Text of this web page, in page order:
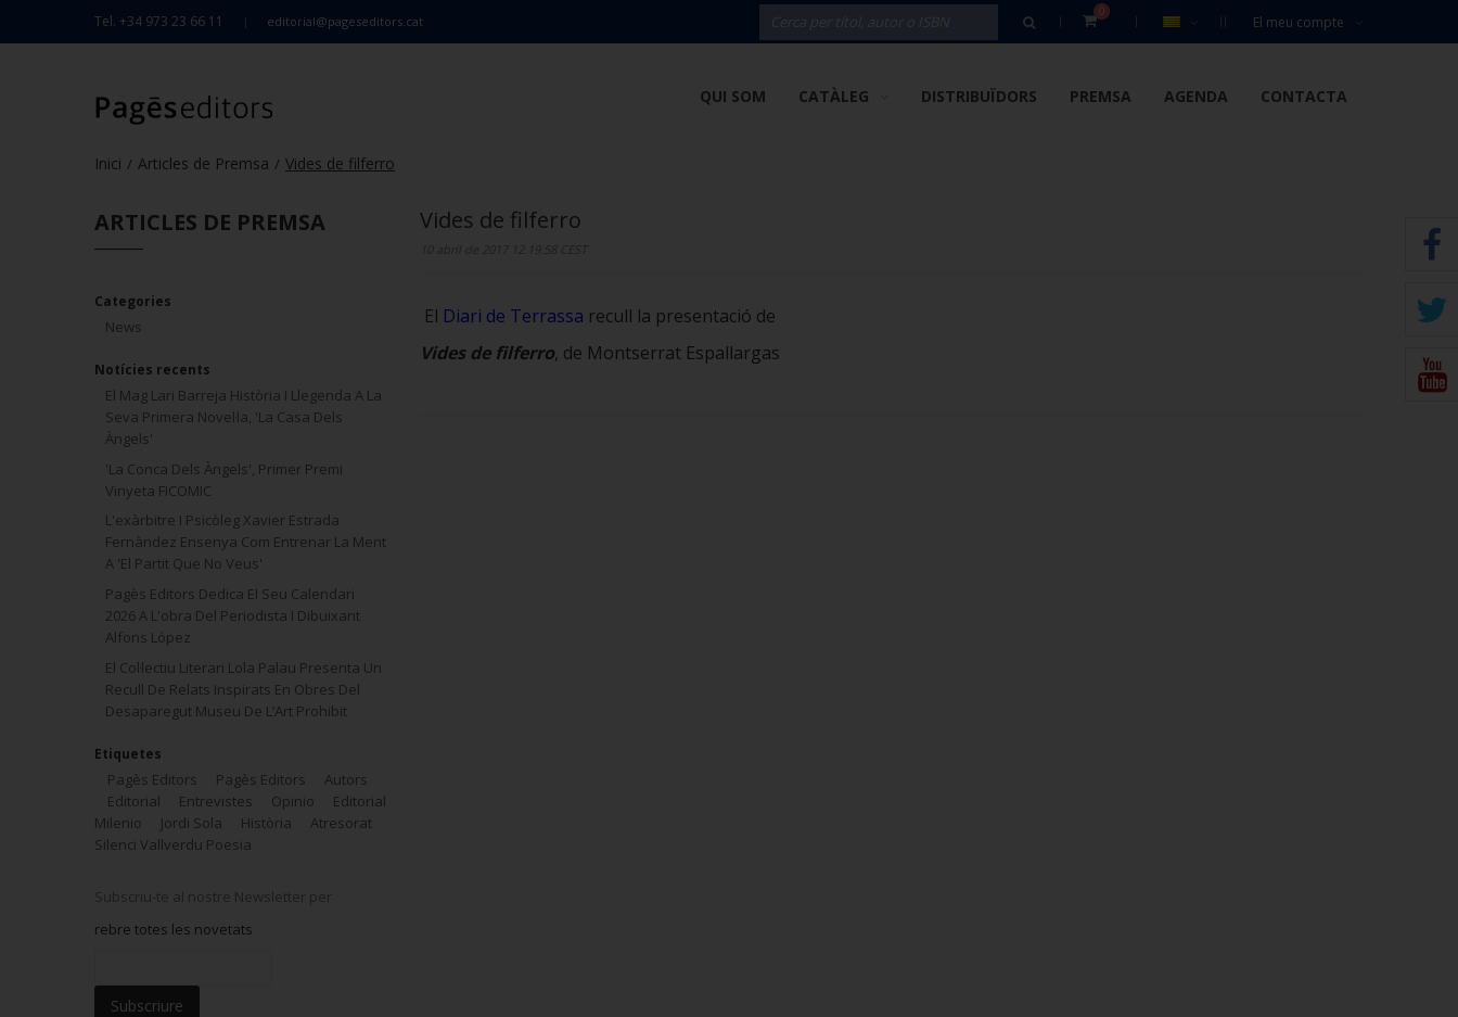
Tel. +34 973 23 66 11 editorial@pageseditors.cat El meu compte
0
QUI SOM CATÀLEG DISTRIBUÏDORS PREMSA AGENDA CONTACTA
Inici / Articles de Premsa / Vides de filferro
ARTICLES DE PREMSA
Categories
News
Notícies recents
El Mag Lari Barreja Història I Llegenda A La
Seva Primera Novel·la, 'La Casa Dels
Àngels'
'La Conca Dels Àngels', Primer Premi
Vinyeta FICOMIC
L'exàrbitre I Psicòleg Xavier Estrada
Fernàndez Ensenya Com Entrenar La Ment
A 'El Partit Que No Veus'
Pagès Editors Dedica El Seu Calendari
2026 A L'obra Del Periodista I Dibuixant
Alfons López
El Col·lectiu Literari Lola Palau Presenta Un
Recull De Relats Inspirats En Obres Del
Desaparegut Museu De L’Art Prohibit
Etiquetes
Pagès Editors Pagès Editors
Autors
Editorial
Entrevistes Opinio
Editorial
Milenio
Jordi Sola Història
Atresorat
Silenci Vallverdu Poesia
Subscriu-te al nostre Newsletter per
rebre totes les novetats
Subscriure
Vides de filferro
10 abril de 2017 12.19.58 CEST
El Diari de Terrassa recull la presentació de
Vides de filferro, de Montserrat Espallargas